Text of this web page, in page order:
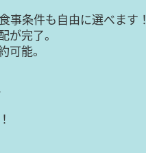
事条件も自由に選べます！
が完了。
可能。